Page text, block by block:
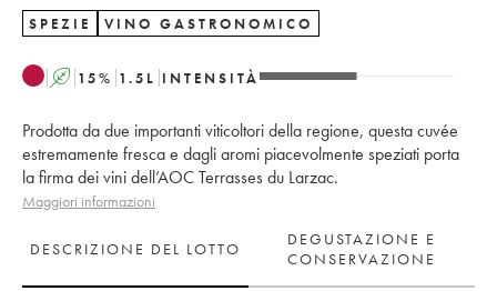
SPEZIE VINO GASTRONOMICO
A 15% 1.5 L INTENSITÀ
Prodotta da due importanti viticoltori della regione, questa cuvée
estremamente fresca e dagli aromi piacevolmente speziati porta
la firma dei vini dell’AOC Terrasses du Larzac.
Maggiori informazioni
DESCRIZIONE DEL LOTTO
DEGUSTAZIONE E
CONSERVAZIONE